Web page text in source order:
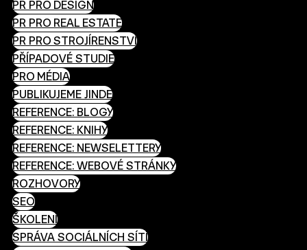
PR PRO DESIGN
PR PRO REAL ESTATE
PR PRO STROJÍRENSTVÍ
PŘÍPADOVÉ STUDIE
PRO MÉDIA
PUBLIKUJEME JINDE
REFERENCE: BLOGY
REFERENCE: KNIHY
REFERENCE: NEWSELETTERY
REFERENCE: WEBOVÉ STRÁNKY
ROZHOVORY
SEO
ŠKOLENÍ
SPRÁVA SOCIÁLNÍCH SÍTÍ